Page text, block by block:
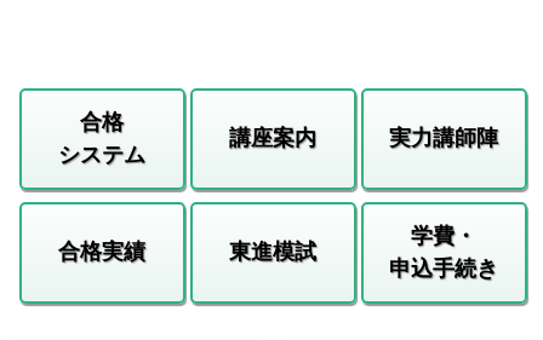
合格
システム
講座案内 実力講師陣
合格実績 東進模試
学費・
申込手続き